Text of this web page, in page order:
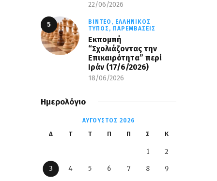
22/06/2026
ΒΊΝΤΕΟ, ΕΛΛΗΝΙΚΌΣ
ΤΎΠΟΣ, ΠΑΡΕΜΒΆΣΕΙΣ
Εκπομπή
“Σχολιάζοντας την
Επικαιρότητα” περί
Ιράν (17/6/2026)
18/06/2026
Ημερολόγιο
ΑΎΓΟΥΣΤΟΣ 2026
Δ Τ Τ Π Π Σ Κ
1 2
3 4 5 6 7 8 9